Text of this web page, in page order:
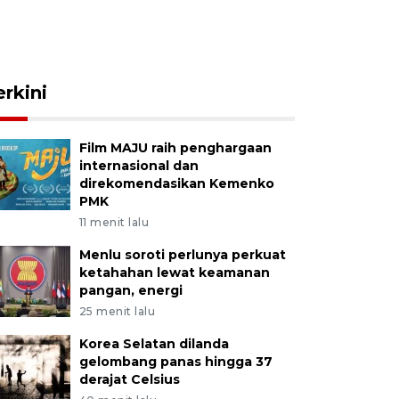
Film MAJU raih penghargaan
internasional dan
direkomendasikan Kemenko
PMK
11 menit lalu
Menlu soroti perlunya perkuat
ketahahan lewat keamanan
pangan, energi
25 menit lalu
Korea Selatan dilanda
gelombang panas hingga 37
derajat Celsius